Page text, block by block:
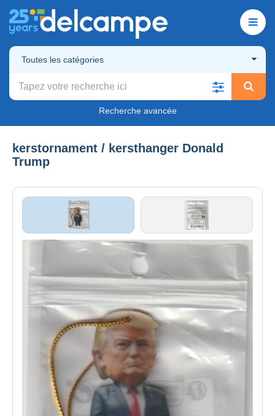
Toutes les catégories
Recherche avancée
kerstornament / kersthanger Donald
Trump